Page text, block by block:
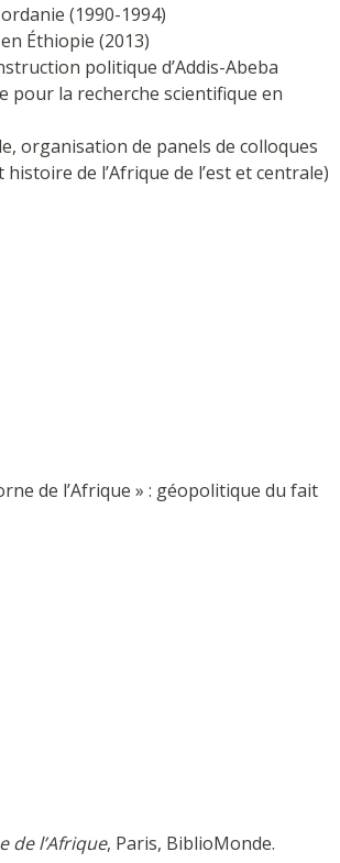
(1990-1994)
Éthiopie (2013)
politique d’Addis-Abeba
pour la recherche scientifique en
organisation de panels de colloques
de l’Afrique de l’est et centrale)
de l’Afrique » : géopolitique du fait
de l’Afrique, Paris, BiblioMonde.